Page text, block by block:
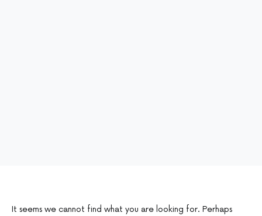
It seems we cannot find what you are looking for. Perhaps